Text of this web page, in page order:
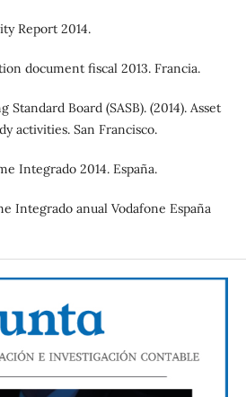
Report 2014.
document fiscal 2013. Francia.
Board (SASB). (2014). Asset
activities. San Francisco.
Integrado 2014. España.
Integrado anual Vodafone España